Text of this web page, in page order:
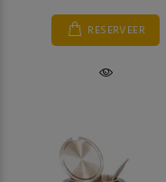
RESERVEER